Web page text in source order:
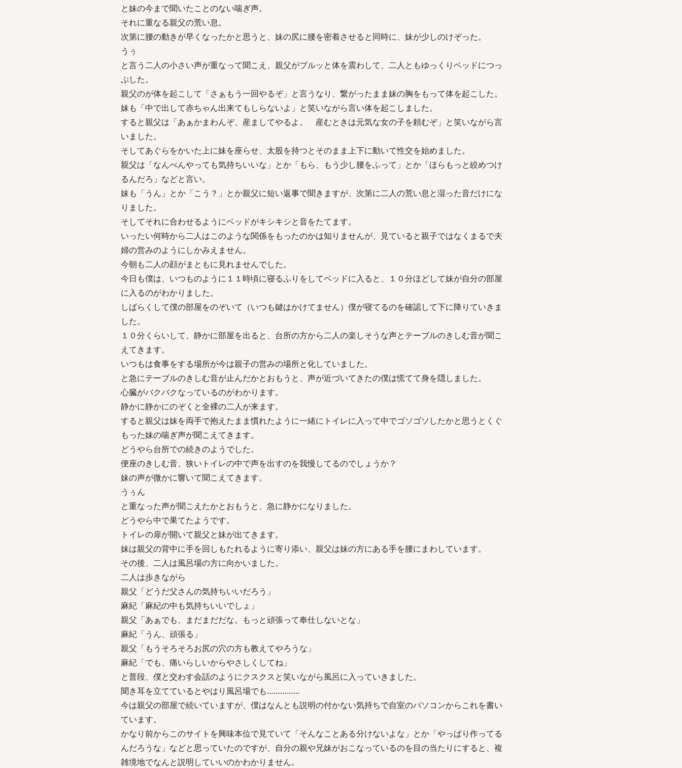
と妹の今まで聞いたことのない喘ぎ声。
それに重なる親父の荒い息。
次第に腰の動きが早くなったかと思うと、妹の尻に腰を密着させると同時に、妹が少しのけぞった。
うぅ
と言う二人の小さい声が重なって聞こえ、親父がブルッと体を震わして、二人ともゆっくりベッドにつっ
ぷした。
親父のが体を起こして「さぁもう一回やるぞ」と言うなり、繋がったまま妹の胸をもって体を起こした。
妹も「中で出して赤ちゃん出来てもしらないよ」と笑いながら言い体を起こしました。
すると親父は「あぁかまわんぞ、産ましてやるよ。 産むときは元気な女の子を頼むぞ」と笑いながら言
いました。
そしてあぐらをかいた上に妹を座らせ、太股を持つとそのまま上下に動いて性交を始めました。
親父は「なんべんやっても気持ちいいな」とか「もら、もう少し腰をふって」とか「ほらもっと絞めつけ
るんだろ」などと言い。
妹も「うん」とか「こう？」とか親父に短い返事で聞きますが、次第に二人の荒い息と湿った音だけにな
りました。
そしてそれに合わせるようにベッドがキシキシと音をたてます。
いったい何時から二人はこのような関係をもったのかは知りませんが、見ていると親子ではなくまるで夫
婦の営みのようにしかみえません。
今朝も二人の顔がまともに見れませんでした。
今日も僕は、いつものように１１時頃に寝るふりをしてベッドに入ると、１０分ほどして妹が自分の部屋
に入るのがわかりました。
しばらくして僕の部屋をのぞいて（いつも鍵はかけてません）僕が寝てるのを確認して下に降りていきま
した。
１０分くらいして、静かに部屋を出ると、台所の方から二人の楽しそうな声とテーブルのきしむ音が聞こ
えてきます。
いつもは食事をする場所が今は親子の営みの場所と化していました。
と急にテーブルのきしむ音が止んだかとおもうと、声が近づいてきたの僕は慌てて身を隠しました。
心臓がバクバクなっているのがわかります。
静かに静かにのぞくと全裸の二人が来ます。
すると親父は妹を両手で抱えたまま慣れたように一緒にトイレに入って中でゴソゴソしたかと思うとくぐ
もった妹の喘ぎ声が聞こえてきます。
どうやら台所での続きのようでした。
便座のきしむ音、狭いトイレの中で声を出すのを我慢してるのでしょうか？
妹の声が微かに響いて聞こえてきます。
うぅん
と重なった声が聞こえたかとおもうと、急に静かになりました。
どうやら中で果てたようです。
トイレの扉が開いて親父と妹が出てきます。
妹は親父の背中に手を回しもたれるように寄り添い、親父は妹の方にある手を腰にまわしています。
その後、二人は風呂場の方に向かいました。
二人は歩きながら
親父「どうだ父さんの気持ちいいだろう」
麻紀「麻紀の中も気持ちいいでしょ」
親父「あぁでも、まだまだだな。もっと頑張って奉仕しないとな」
麻紀「うん、頑張る」
親父「もうそろそろお尻の穴の方も教えてやろうな」
麻紀「でも、痛いらしいからやさしくしてね」
と普段、僕と交わす会話のようにクスクスと笑いながら風呂に入っていきました。
聞き耳を立てているとやはり風呂場でも……………
今は親父の部屋で続いていますが、僕はなんとも説明の付かない気持ちで自室のパソコンからこれを書い
ています。
かなり前からこのサイトを興味本位で見ていて「そんなことある分けないよな」とか「やっぱり作ってる
んだろうな」などと思っていたのですが、自分の親や兄妹がおこなっているのを目の当たりにすると、複
雑境地でなんと説明していいのかわかりません。